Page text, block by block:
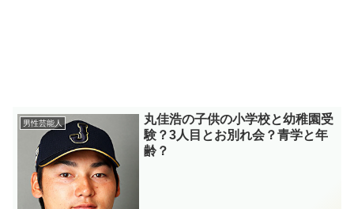
男性芸能人
丸佳浩の子供の小学校と幼稚園受
験？3人目とお別れ会？青学と年
齢？